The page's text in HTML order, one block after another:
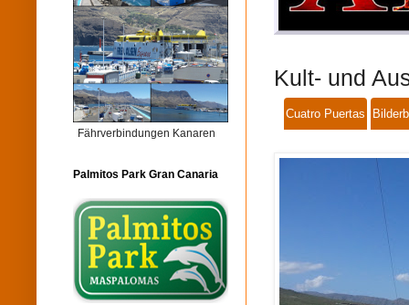
Kult- und
Cuatro Puertas
Fährverbindungen Kanaren
Palmitos Park Gran Canaria